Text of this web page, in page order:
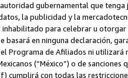
gubernamental que
la publicidad y la
para celebrar u
basará en ninguna declaración,
Programa de Afiliados ni
(“México”) o de
cumplirá con todas las